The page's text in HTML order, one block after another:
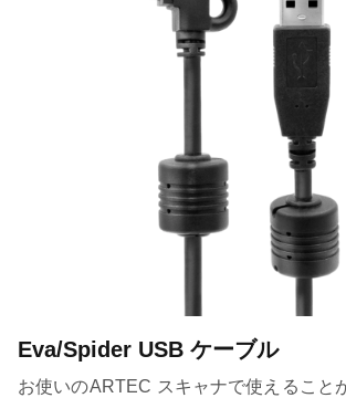
Eva/Spider USB ケーブル
お使いのARTEC スキャナで使えること